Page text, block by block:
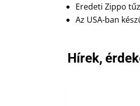
Eredeti Zippo
Az USA-ban
Hírek,